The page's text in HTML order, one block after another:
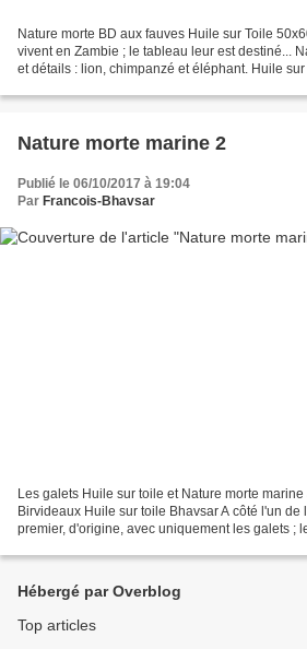
Nature morte BD aux fauves Huile sur Toile
vivent en Zambie ; le tableau leur est destiné...
et détails : lion, chimpanzé et éléphant. Huile
Nature morte marine 2
Publié le 06/10/2017 à 19:04
Par Francois-Bhavsar
Les galets Huile sur toile et Nature morte
Birvideaux Huile sur toile Bhavsar A côté l'un de
premier, d'origine, avec uniquement les galets ;
Hébergé par Overblog
Top articles